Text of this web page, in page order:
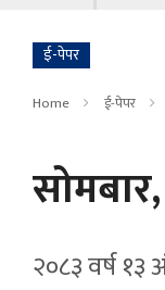
ई-पेपर
Home ई-पेपर
२०८३ वर्ष